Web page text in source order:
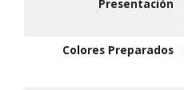
Presentación
Colores Preparados